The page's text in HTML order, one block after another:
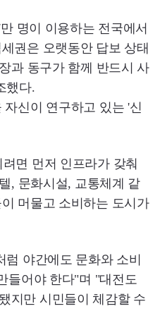
명이 이용하는 전국에서
권은 오랫동안 답보 상태
과 동구가 함께 반드시 사
했다.
신이 연구하고 있는 '신
면 먼저 인프라가 갖춰
, 문화시설, 교통체계 같
머물고 소비하는 도시가
야간에도 문화와 소비
들어야 한다"며 "대전도
지만 시민들이 체감할 수